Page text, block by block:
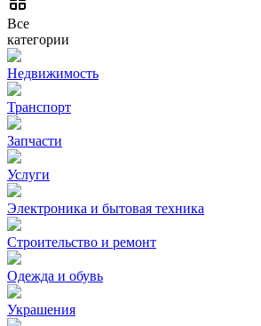
Все
категории
Недвижимость
Транспорт
Запчасти
Услуги
Электроника и бытовая техника
Строительство и ремонт
Одежда и обувь
Украшения